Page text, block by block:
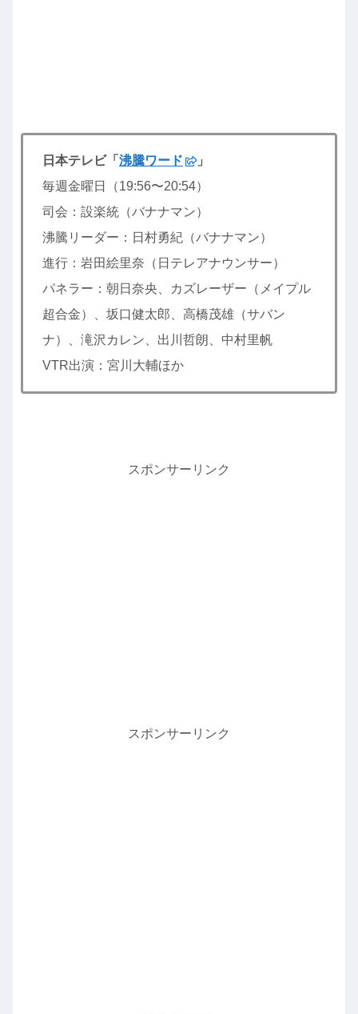
日本テレビ「 沸騰ワード
」
毎週金曜日（19:56〜20:54）
司会：設楽統（バナナマン）
沸騰リーダー：日村勇紀（バナナマン）
進行：岩田絵里奈（日テレアナウンサー）
パネラー：朝日奈央、カズレーザー（メイプル
超合金）、坂口健太郎、高橋茂雄（サバン
ナ）、滝沢カレン、出川哲朗、中村里帆
VTR出演：宮川大輔ほか
スポンサーリンク
スポンサーリンク